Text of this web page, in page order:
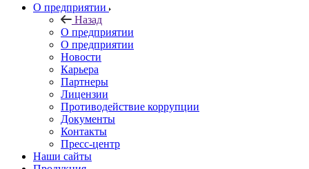
О предприятии
Назад
О предприятии
О предприятии
Новости
Карьера
Партнеры
Лицензии
Противодействие коррупции
Документы
Контакты
Пресс-центр
Наши сайты